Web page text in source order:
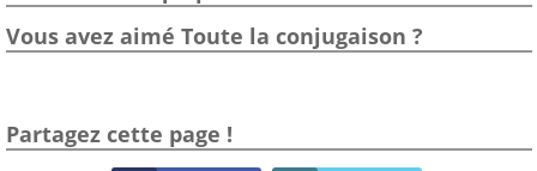
Vous avez aimé Toute la conjugaison ?
Partagez cette page !